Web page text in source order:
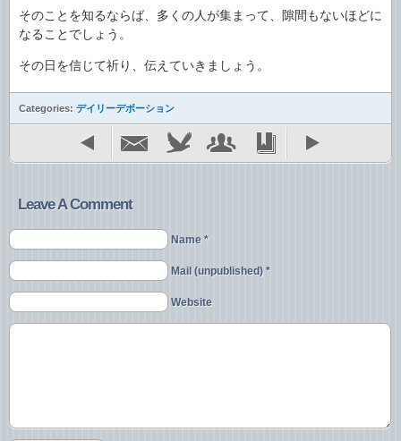
そのことを知るならば、多くの人が集まって、隙間もないほどに
なることでしょう。
その日を信じて祈り、伝えていきましょう。
Categories: デイリーデボーション
Leave A Comment
Name *
Mail (unpublished) *
Website